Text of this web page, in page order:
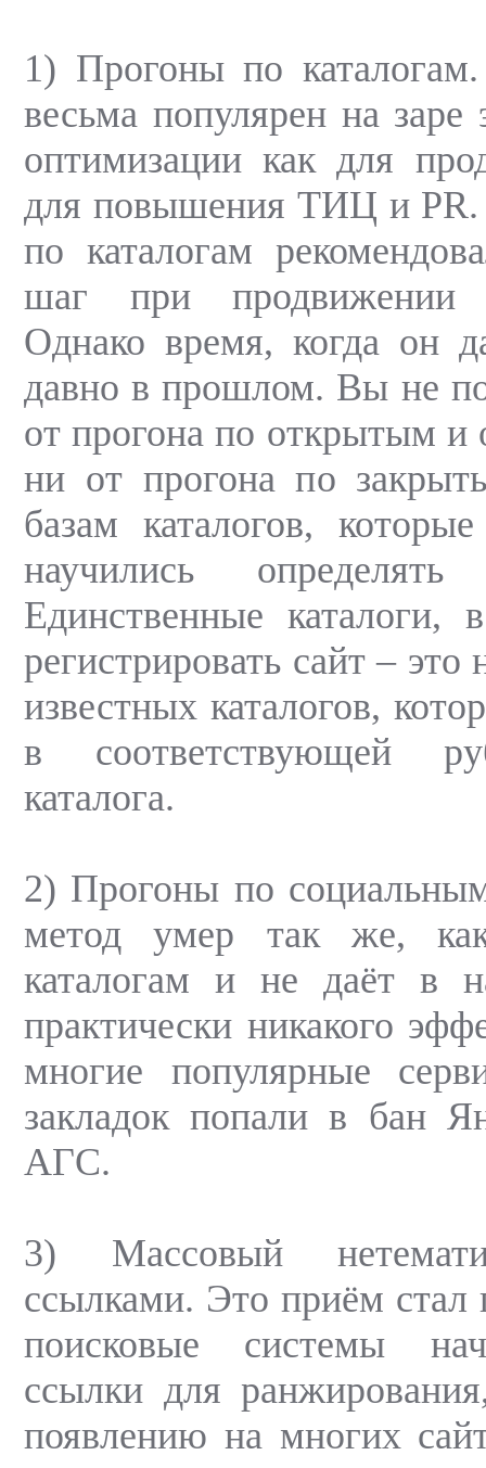
1) Прогоны по
весьма популярен на заре
оптимизации как для
для повышения ТИЦ и PR.
по каталогам
шаг при продвижении
Однако время, когда он
давно в прошлом. Вы не
от прогона по открытым
ни от прогона по
базам каталогов,
научились
Единственные каталоги,
регистрировать сайт –
известных каталогов,
в соответствующей
каталога.
2) Прогоны по
метод умер так же,
каталогам и не даёт в
практически никакого
многие популярные
закладок попали в бан
АГС.
3) Массовый
ссылками. Это приём стал
поисковые системы
ссылки для
появлению на многих